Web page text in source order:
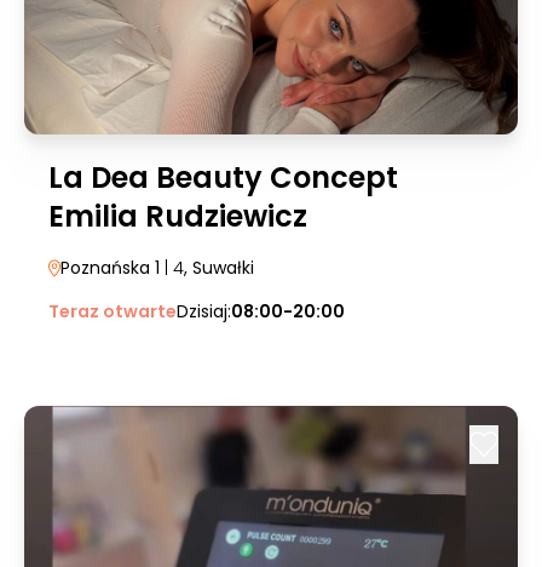
La Dea Beauty Concept
Emilia Rudziewicz
Poznańska 1 | 4, Suwałki
Teraz otwarteDzisiaj:08:00-20:00